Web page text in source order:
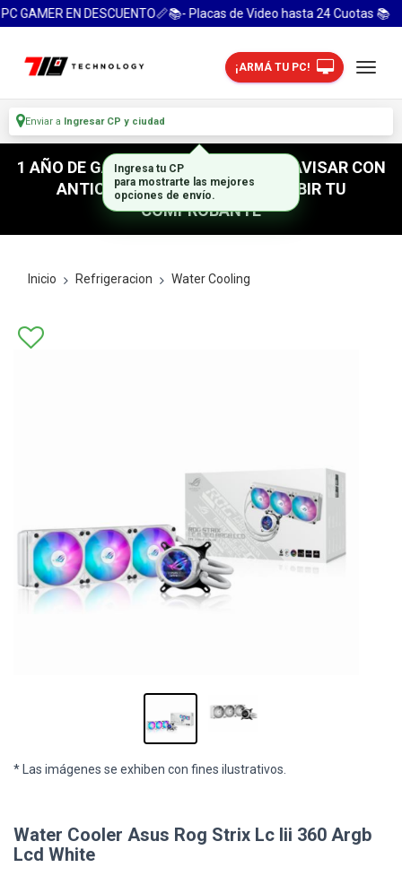
GAMER EN DESCUENTO📏📚- Placas de Video hasta 24 Cuotas 📚
¡ARMÁ TU PC!
Enviar a Ingresar CP y ciudad
1 AÑO DE GARANTIA! / PARA RETIRO AVISAR CON
ANTICIPACION / NO OLVIDES SUBIR TU
COMPROBANTE
Inicio Refrigeracion Water Cooling
* Las imágenes se exhiben con fines ilustrativos.
Water Cooler Asus Rog Strix Lc Iii 360 Argb
Lcd White
Ingresa tu CP
para mostrarte las mejores
opciones de envío.